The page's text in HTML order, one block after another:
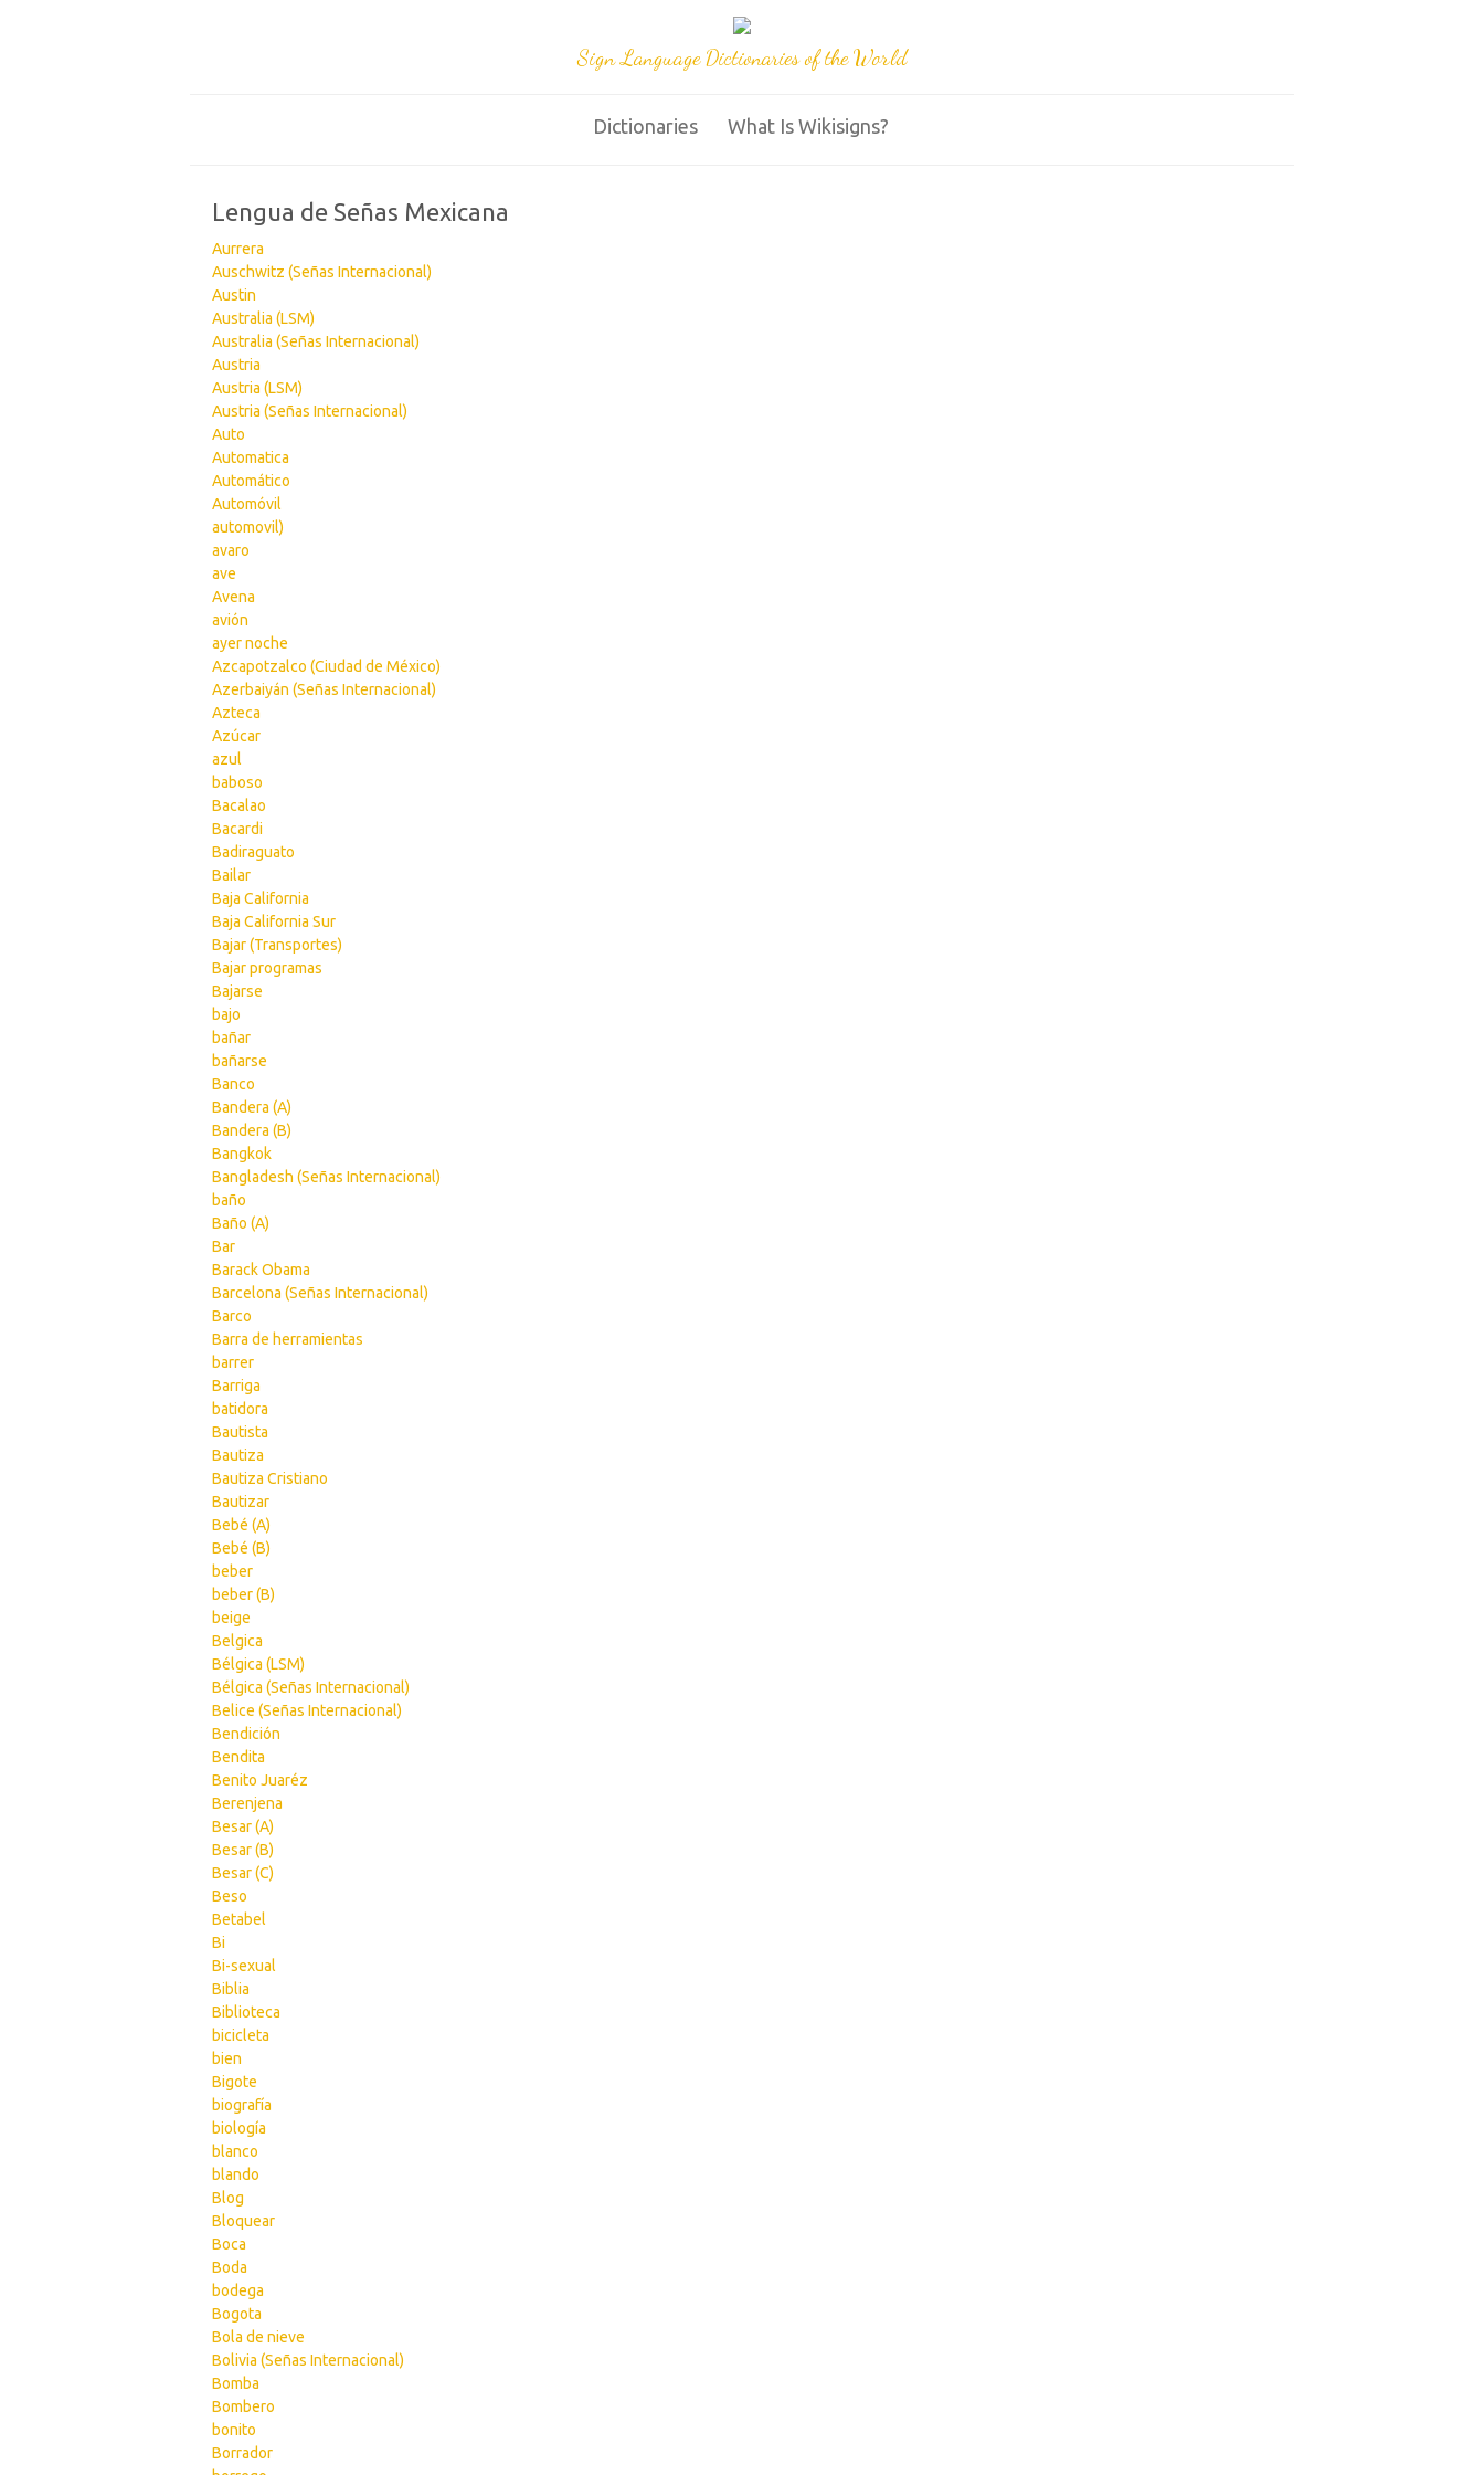
Sign Language Dictionaries of the World
Dictionaries What Is Wikisigns?
Lengua de Señas Mexicana
Aurrera
Auschwitz (Señas Internacional)
Austin
Australia (LSM)
Australia (Señas Internacional)
Austria
Austria (LSM)
Austria (Señas Internacional)
Auto
Automatica
Automático
Automóvil
automovil)
avaro
ave
Avena
avión
ayer noche
Azcapotzalco (Ciudad de México)
Azerbaiyán (Señas Internacional)
Azteca
Azúcar
azul
baboso
Bacalao
Bacardi
Badiraguato
Bailar
Baja California
Baja California Sur
Bajar (Transportes)
Bajar programas
Bajarse
bajo
bañar
bañarse
Banco
Bandera (A)
Bandera (B)
Bangkok
Bangladesh (Señas Internacional)
baño
Baño (A)
Bar
Barack Obama
Barcelona (Señas Internacional)
Barco
Barra de herramientas
barrer
Barriga
batidora
Bautista
Bautiza
Bautiza Cristiano
Bautizar
Bebé (A)
Bebé (B)
beber
beber (B)
beige
Belgica
Bélgica (LSM)
Bélgica (Señas Internacional)
Belice (Señas Internacional)
Bendición
Bendita
Benito Juaréz
Berenjena
Besar (A)
Besar (B)
Besar (C)
Beso
Betabel
Bi
Bi-sexual
Biblia
Biblioteca
bicicleta
bien
Bigote
biografía
biología
blanco
blando
Blog
Bloquear
Boca
Boda
bodega
Bogota
Bola de nieve
Bolivia (Señas Internacional)
Bomba
Bombero
bonito
Borrador